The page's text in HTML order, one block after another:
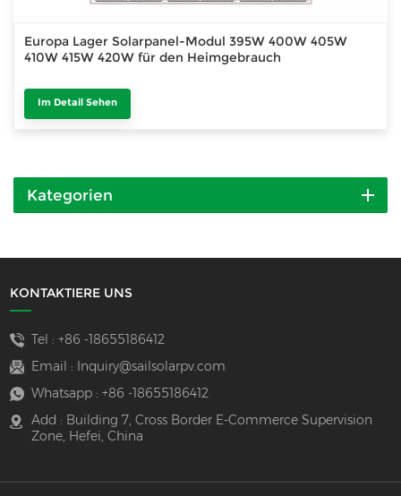
Europa Lager Solarpanel-Modul 395W 400W 405W
410W 415W 420W für den Heimgebrauch
Im Detail Sehen
Kategorien
KONTAKTIERE UNS
Tel : +86 -18655186412
Email :
Inquiry@sailsolarpv.com
Whatsapp : +86 -18655186412
Add : Building 7, Cross Border E-Commerce Supervision
Zone, Hefei, China